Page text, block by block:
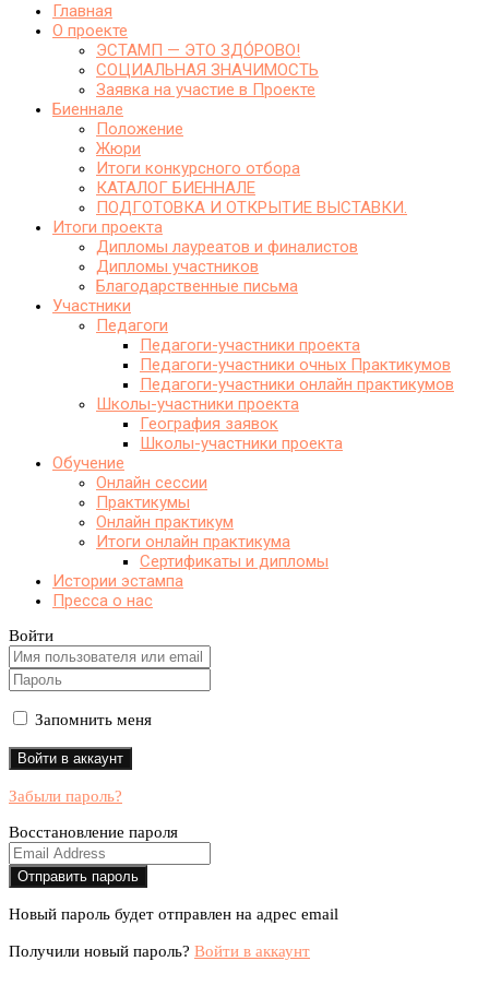
Главная
О проекте
ЭСТАМП — ЭТО ЗДО́РОВО!
СОЦИАЛЬНАЯ ЗНАЧИМОСТЬ
Заявка на участие в Проекте
Биеннале
Положение
Жюри
Итоги конкурсного отбора
КАТАЛОГ БИЕННАЛЕ
ПОДГОТОВКА И ОТКРЫТИЕ ВЫСТАВКИ.
Итоги проекта
Дипломы лауреатов и финалистов
Дипломы участников
Благодарственные письма
Участники
Педагоги
Педагоги-участники проекта
Педагоги-участники очных Практикумов
Педагоги-участники онлайн практикумов
Школы-участники проекта
География заявок
Школы-участники проекта
Обучение
Онлайн сессии
Практикумы
Онлайн практикум
Итоги онлайн практикума
Сертификаты и дипломы
Истории эстампа
Пресса о нас
Войти
Запомнить меня
Забыли пароль?
Восстановление пароля
Новый пароль будет отправлен на адрес email
Получили новый пароль? Войти в аккаунт